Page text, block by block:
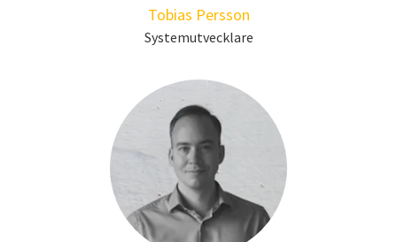
Tobias Persson
Systemutvecklare